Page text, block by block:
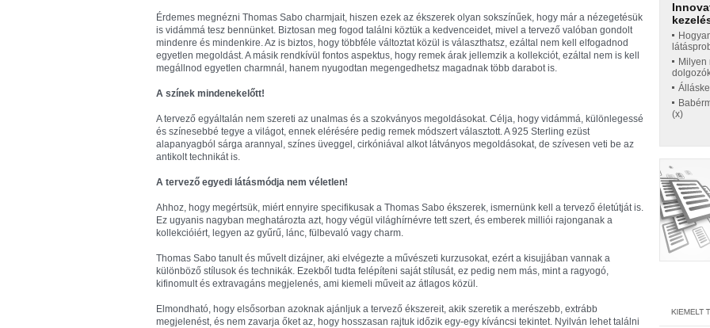
Érdemes megnézni Thomas Sabo charmjait, hiszen ezek az ékszerek olyan sokszínűek, hogy már a nézegetésük
is vidámmá tesz bennünket. Biztosan meg fogod találni köztük a kedvenceidet, mivel a tervező valóban gondolt
mindenre és mindenkire. Az is biztos, hogy többféle változtat közül is választhatsz, ezáltal nem kell elfogadnod
egyetlen megoldást. A másik rendkívül fontos aspektus, hogy remek árak jellemzik a kollekciót, ezáltal nem is kell
megállnod egyetlen charmnál, hanem nyugodtan megengedhetsz magadnak több darabot is.
A színek mindenekelőtt!
A tervező egyáltalán nem szereti az unalmas és a szokványos megoldásokat. Célja, hogy vidámmá, különlegessé
és színesebbé tegye a világot, ennek elérésére pedig remek módszert választott. A 925 Sterling ezüst
alapanyagból sárga arannyal, színes üveggel, cirkóniával alkot látványos megoldásokat, de szívesen veti be az
antikolt technikát is.
A tervező egyedi látásmódja nem véletlen!
Ahhoz, hogy megértsük, miért ennyire specifikusak a Thomas Sabo ékszerek, ismernünk kell a tervező életútját is.
Ez ugyanis nagyban meghatározta azt, hogy végül világhírnévre tett szert, és emberek milliói rajonganak a
kollekcióiért, legyen az gyűrű, lánc, fülbevaló vagy charm.
Thomas Sabo tanult és művelt dizájner, aki elvégezte a művészeti kurzusokat, ezért a kisujjában vannak a
különböző stílusok és technikák. Ezekből tudta felépíteni saját stílusát, ez pedig nem más, mint a ragyogó,
kifinomult és extravagáns megjelenés, ami kiemeli műveit az átlagos közül.
Elmondható, hogy elsősorban azoknak ajánljuk a tervező ékszereit, akik szeretik a merészebb, extrább
megjelenést, és nem zavarja őket az, hogy hosszasan rajtuk időzik egy-egy kíváncsi tekintet. Nyilván lehet találni
Milyen
(x)